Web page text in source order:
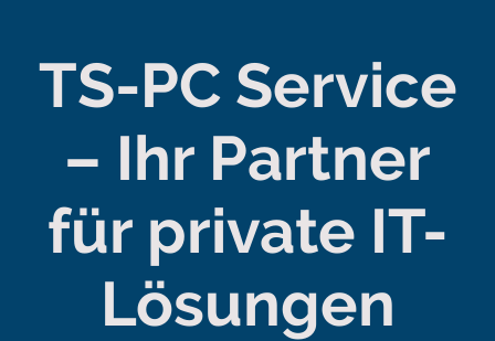
TS-PC Service
– Ihr Partner
für private IT-
Lösungen